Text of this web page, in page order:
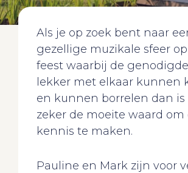
Als je op zoek bent naar
gezellige muzikale sfeer
feest waarbij de
lekker met elkaar kunnen
en kunnen borrelen dan
zeker de moeite waard om
kennis te maken.
Pauline en Mark zijn voor